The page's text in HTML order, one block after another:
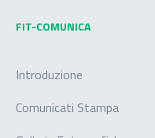
FIT-COMUNICA
Introduzione
Comunicati Stampa